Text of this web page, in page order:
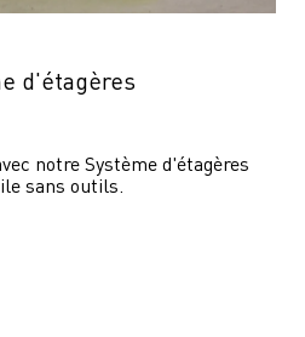
d'étagères
notre Système d'étagères
sans outils.